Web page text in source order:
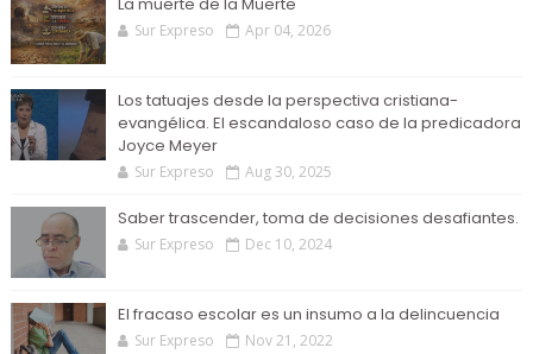
Sur Expreso Apr 04, 2026
Los tatuajes desde la perspectiva cristiana-
evangélica. El escandaloso caso de la predicadora
Joyce Meyer
Sur Expreso Aug 30, 2025
Saber trascender, toma de decisiones desafiantes.
Sur Expreso Dec 10, 2024
El fracaso escolar es un insumo a la delincuencia
Sur Expreso Nov 21, 2022